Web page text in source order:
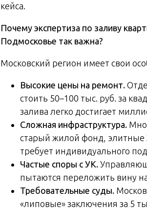
кейса.
Почему экспертиза по заливу
Подмосковье так важна?
Московский регион имеет свои
Высокие цены на ремонт.
стоить 50–100 тыс. руб. за
залива легко достигает
Сложная инфраструктура.
старый жилой фонд,
требует индивидуального
Частые споры с УК.
пытаются переложить вину
Требовательные суды.
«липовые» заключения за 5